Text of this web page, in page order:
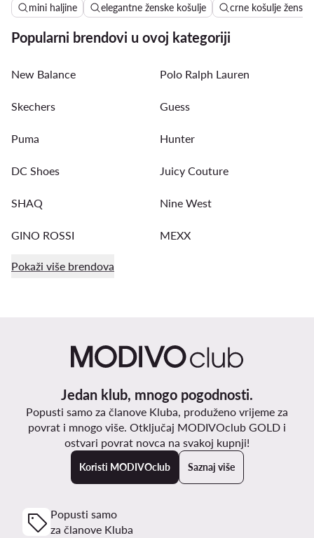
mini haljine elegantne ženske košulje crne košulje ženske
Popularni brendovi u ovoj kategoriji
New Balance Polo Ralph Lauren
Skechers Guess
Puma Hunter
DC Shoes Juicy Couture
SHAQ Nine West
GINO ROSSI MEXX
Pokaži više brendova
Jedan klub, mnogo pogodnosti.
Popusti samo za članove Kluba, produženo vrijeme za
povrat i mnogo više. Otključaj MODIVOclub GOLD i
ostvari povrat novca na svakoj kupnji!
Koristi MODIVOclub Saznaj više
Popusti samo
za članove Kluba